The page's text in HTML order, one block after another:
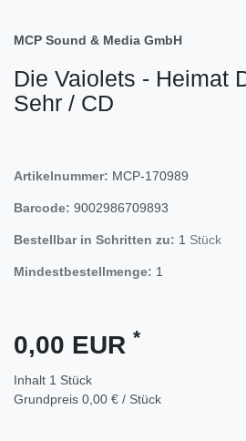
MCP Sound & Media GmbH
Die Vaiolets - Heimat
Sehr / CD
Artikelnummer: MCP-170989
Barcode: 9002986709893
Bestellbar in Schritten zu: 1 Stück
Mindestbestellmenge: 1
0,00 EUR *
Inhalt 1 Stück
Grundpreis 0,00 € / Stück